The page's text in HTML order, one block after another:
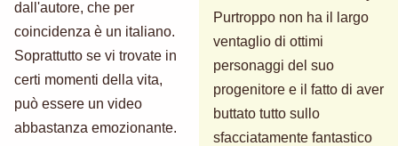
dall'autore, che per
coincidenza è un italiano.
Soprattutto se vi trovate in
certi momenti della vita,
può essere un video
abbastanza emozionante.
Purtroppo non ha il largo
ventaglio di ottimi
personaggi del suo
progenitore e il fatto di aver
buttato tutto sullo
sfacciatamente fantastico